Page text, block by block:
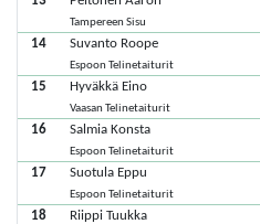
Tampereen Sisu
14 Suvanto Roope
Espoon Telinetaiturit
15 Hyväkkä Eino
Vaasan Telinetaiturit
16 Salmia Konsta
Espoon Telinetaiturit
17 Suotula Eppu
Espoon Telinetaiturit
18 Riippi Tuukka